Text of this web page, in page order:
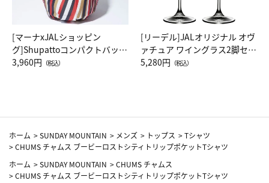
[マーナxJALショッピン
グ]Shupattoコンパクトバッグ
Drop JAL客室乗務員（LC）ス
3,960円 （税込）
[リーデル]JALオリジナル オヴ
ァチュア ワイングラス2脚セッ
ト（レッドワイン）
5,280円 （税込）
ホーム >SUNDAY MOUNTAIN > メンズ > トップス >Tシャツ
>CHUMS チャムス ブービーロストシティトリップポケットTシャツ
ホーム >SUNDAY MOUNTAIN >CHUMS チャムス
>CHUMS チャムス ブービーロストシティトリップポケットTシャツ